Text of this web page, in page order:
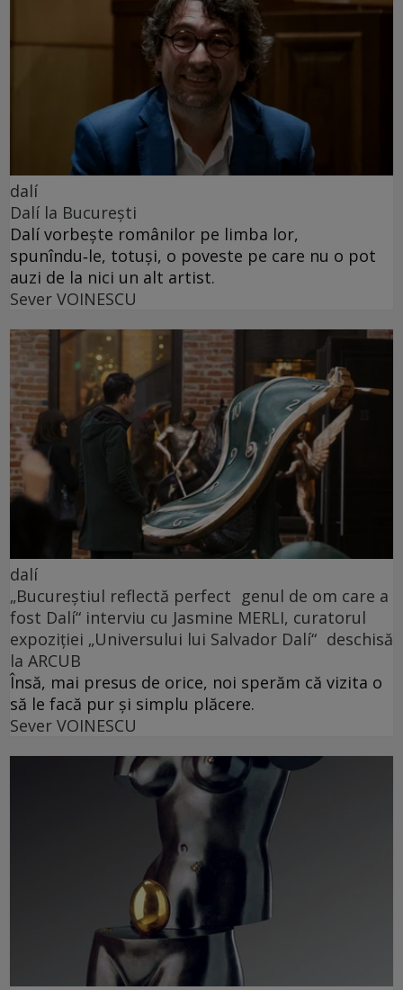
dalí
Dalí la București
Dalí vorbește românilor pe limba lor,
spunîndu‑le, totuși, o poveste pe care nu o pot
auzi de la nici un alt artist.
Sever VOINESCU
dalí
„Bucureștiul reflectă perfect genul de om care a
fost Dalí“ interviu cu Jasmine MERLI, curatorul
expoziției „Universului lui Salvador Dalí“ deschisă
la ARCUB
Însă, mai presus de orice, noi sperăm că vizita o
să le facă pur și simplu plăcere.
Sever VOINESCU